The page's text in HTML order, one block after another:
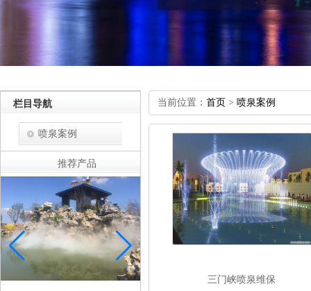
栏目导航
喷泉案例
推荐产品
当前位置：首页 >喷泉案例
三门峡喷泉维保